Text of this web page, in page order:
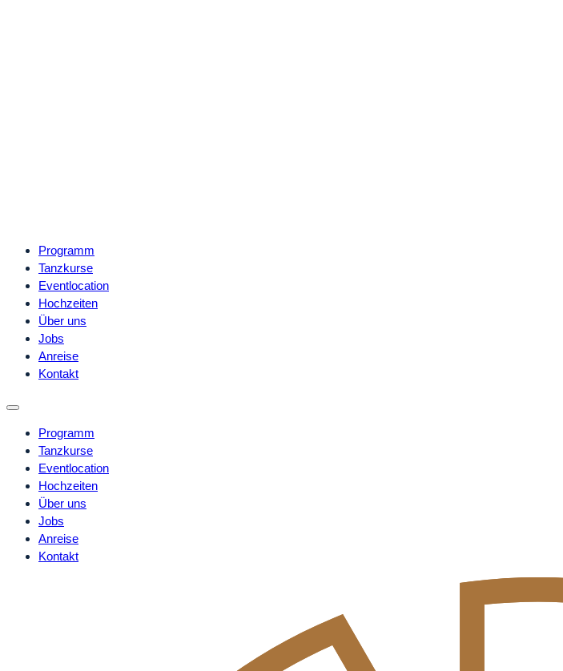
Programm
Tanzkurse
Eventlocation
Hochzeiten
Über uns
Jobs
Anreise
Kontakt
Programm
Tanzkurse
Eventlocation
Hochzeiten
Über uns
Jobs
Anreise
Kontakt